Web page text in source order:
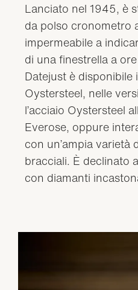
Lanciato nel 1945, è
da polso cronometro
impermeabile a
di una finestrella a
Datejust è disponibile
Oystersteel, nelle
l’acciaio Oystersteel
Everose, oppure
con un’ampia
bracciali. È declinato
con diamanti